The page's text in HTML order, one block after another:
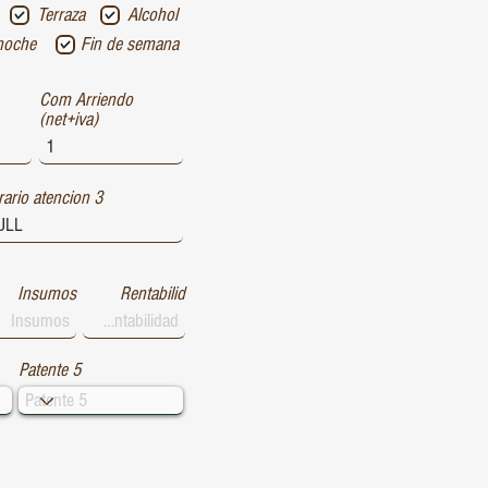
Alcohol
Terraza
Fin de semana
Com Arriendo
(net+iva)
atencion 3
Insumos Rentabilid
Patente 5